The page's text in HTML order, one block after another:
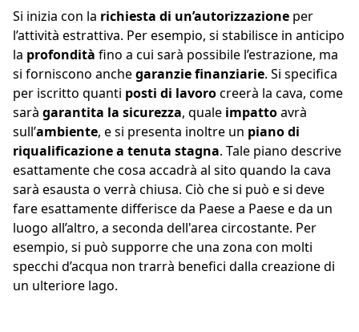
Si inizia con la richiesta di un’autorizzazione per
l’attività estrattiva. Per esempio, si stabilisce in anticipo
la profondità fino a cui sarà possibile l’estrazione, ma
si forniscono anchegaranzie finanziarie. Si specifica
per iscritto quanti posti di lavorocreerà la cava, come
sarà garantita la sicurezza, quale impattoavrà
sull’ambiente, e si presenta inoltre un piano di
riqualificazione a tenuta stagna. Tale piano descrive
esattamente che cosa accadrà al sito quando la cava
sarà esausta o verrà chiusa. Ciò che si può e si deve
fare esattamente differisce da Paese a Paese e da un
luogo all’altro, a seconda dell'area circostante. Per
esempio, si può supporre che una zona con molti
specchi d’acqua non trarrà benefici dalla creazione di
un ulteriore lago.